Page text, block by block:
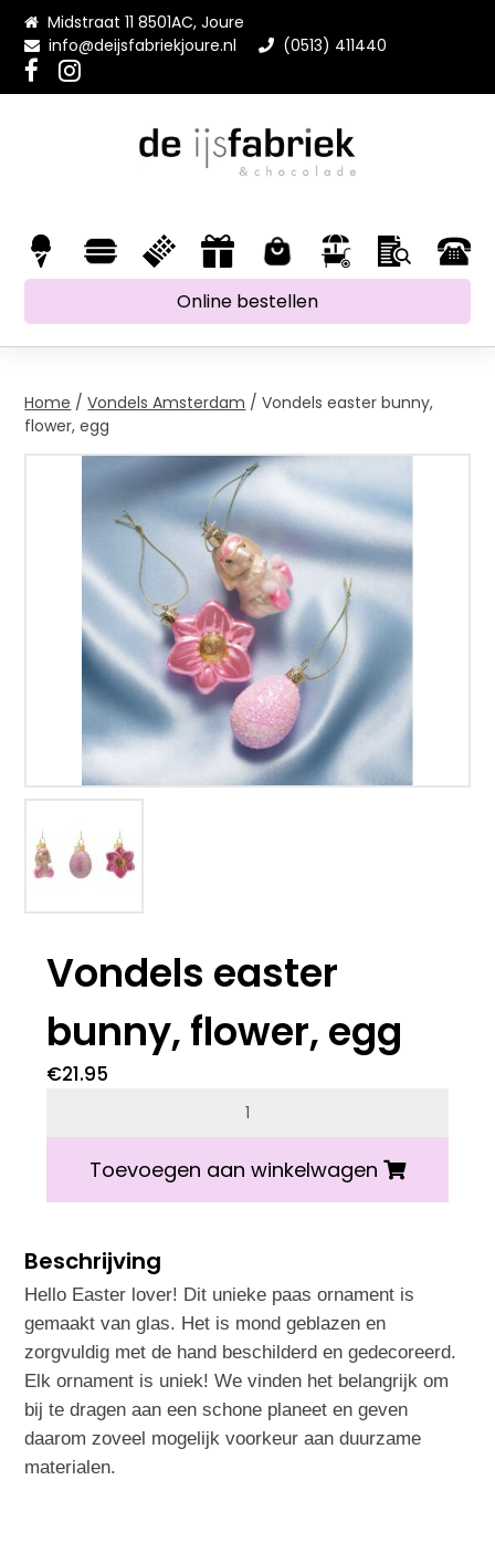
Midstraat 11 8501AC, Joure
info@deijsfabriekjoure.nl
(0513) 411440
Online bestellen
Home /Vondels Amsterdam / Vondels easter bunny,
flower, egg
Vondels easter
bunny, flower, egg
€21.95
Vondels easter bunny, flower, egg aantal
Toevoegen aan winkelwagen
Beschrijving
Hello Easter lover! Dit unieke paas ornament is
gemaakt van glas. Het is mond geblazen en
zorgvuldig met de hand beschilderd en gedecoreerd.
Elk ornament is uniek! We vinden het belangrijk om
bij te dragen aan een schone planeet en geven
daarom zoveel mogelijk voorkeur aan duurzame
materialen.